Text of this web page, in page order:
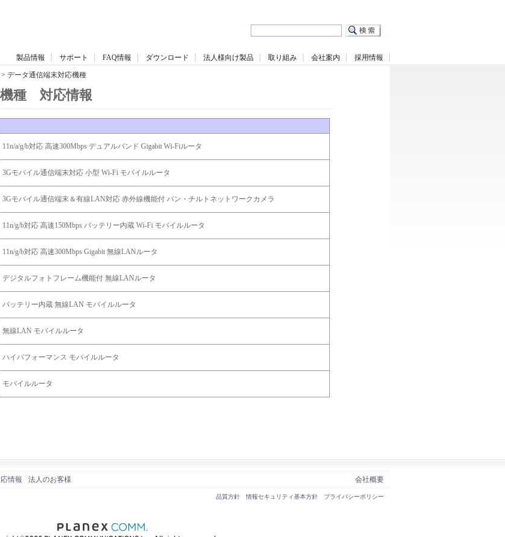
製品情報 サポート FAQ情報 ダウンロード 法人様向け製品 取り組み 会社案内 採用情報
> データ通信端末対応機種
機種 対応情報
11n/a/g/b対応 高速300Mbps デュアルバンド Gigabit Wi-Fiルータ
3Gモバイル通信端末対応 小型 Wi-Fi モバイルルータ
3Gモバイル通信端末＆有線LAN対応 赤外線機能付 パン・チルトネットワークカメラ
11n/g/b対応 高速150Mbps バッテリー内蔵 Wi-Fi モバイルルータ
11n/g/b対応 高速300Mbps Gigabit 無線LANルータ
デジタルフォトフレーム機能付 無線LANルータ
バッテリー内蔵 無線LAN モバイルルータ
無線LAN モバイルルータ
ハイパフォーマンス モバイルルータ
モバイルルータ
情報 法人のお客様 会社概要
プライバシーポリシー
情報セキュリティ基本方針
品質方針